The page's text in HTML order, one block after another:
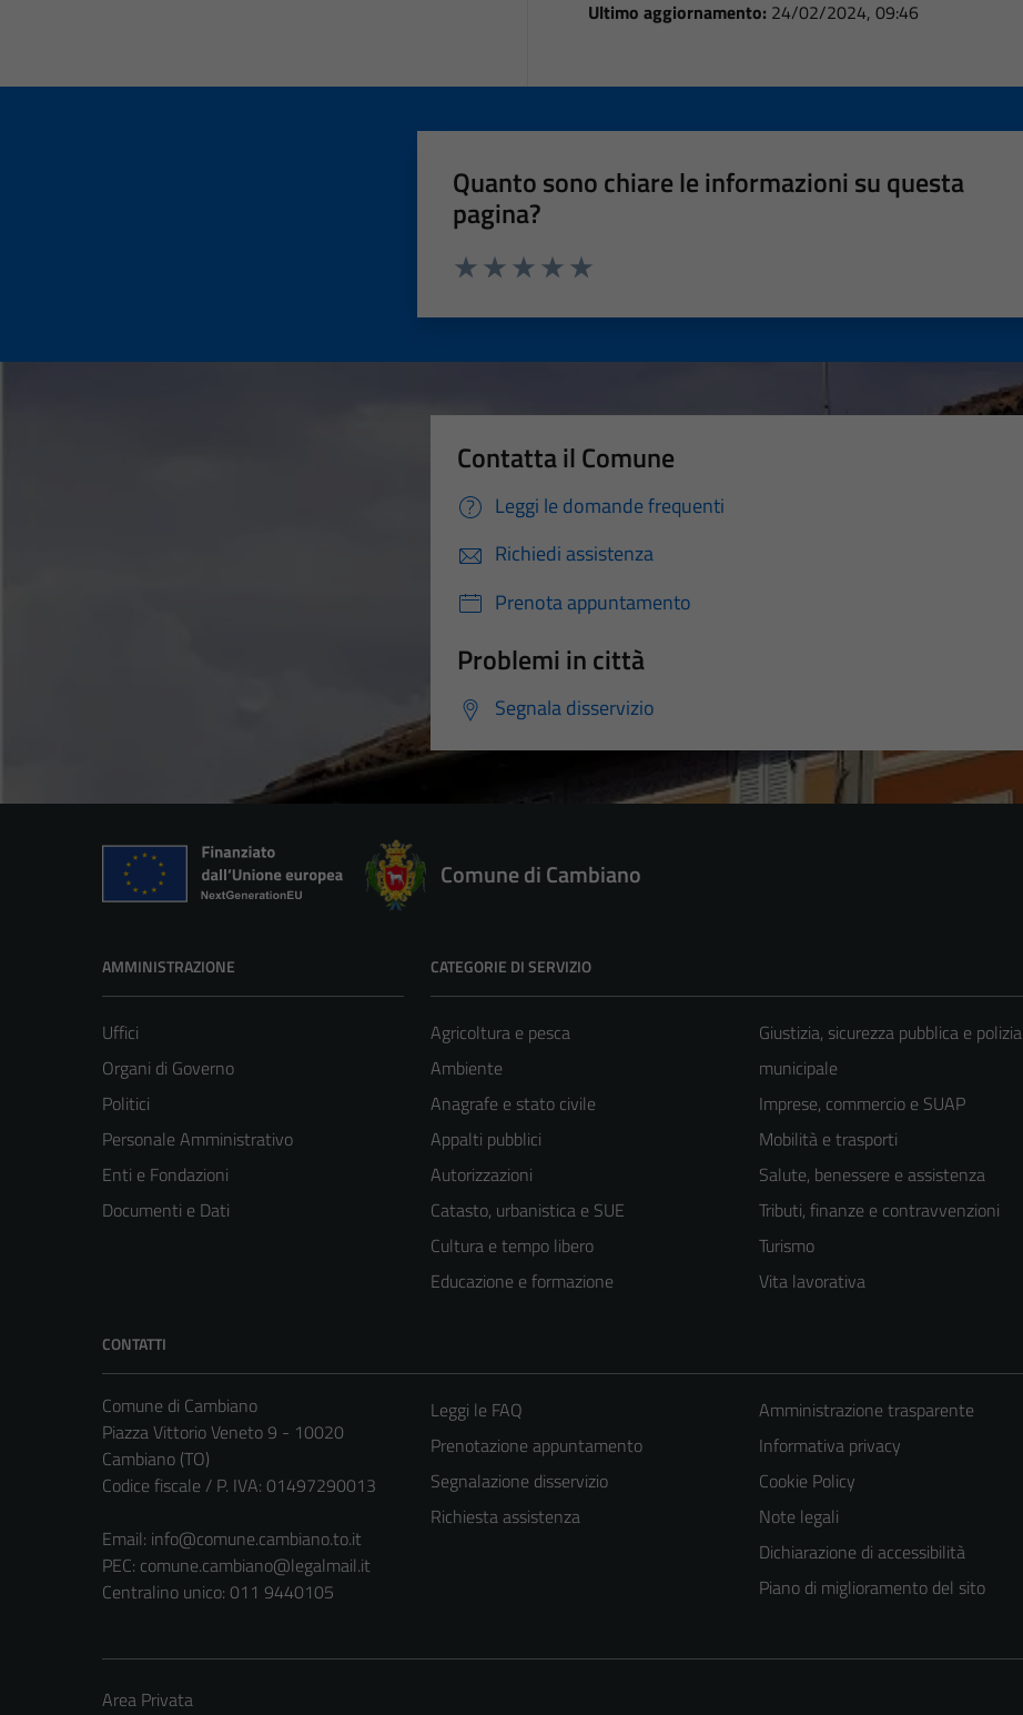
Ultimo aggiornamento: 24/02/2024, 09:46
Quanto sono chiare le informazioni su questa
pagina?
Contatta il Comune
Leggi le domande frequenti
Richiedi assistenza
Prenota appuntamento
Problemi in città
Segnala disservizio
Comune di Cambiano
AMMINISTRAZIONE
Uffici
Organi di Governo
Politici
Personale Amministrativo
Enti e Fondazioni
Documenti e Dati
CATEGORIE DI SERVIZIO
Agricoltura e pesca
Ambiente
Anagrafe e stato civile
Appalti pubblici
Autorizzazioni
Catasto, urbanistica e SUE
Cultura e tempo libero
Educazione e formazione
Giustizia, sicurezza pubblica e polizia
municipale
Imprese, commercio e SUAP
Mobilità e trasporti
Salute, benessere e assistenza
Tributi, finanze e contravvenzioni
Turismo
Vita lavorativa
CONTATTI
Comune di Cambiano
Piazza Vittorio Veneto 9 - 10020
Cambiano (TO)
Codice fiscale / P. IVA: 01497290013
Email: info@comune.cambiano.to.it
PEC: comune.cambiano@legalmail.it
Centralino unico: 011 9440105
Leggi le FAQ
Prenotazione appuntamento
Segnalazione disservizio
Richiesta assistenza
Amministrazione trasparente
Informativa privacy
Cookie Policy
Note legali
Dichiarazione di accessibilità
Piano di miglioramento del sito
Area Privata